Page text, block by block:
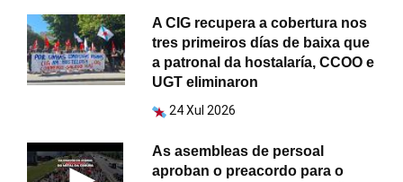
A CIG recupera a cobertura nos
tres primeiros días de baixa que
a patronal da hostalaría, CCOO e
UGT eliminaron
24 Xul 2026
As asembleas de persoal
aproban o preacordo para o